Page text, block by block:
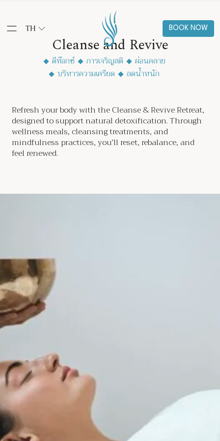
TH BOOK NOW
Cleanse and Revive
ดีท๊อกซ์ การเจริญสติ
ผ่อนคลาย
บริหารความเครียด
ลดน้ำหนัก
Refresh your body with the Cleanse & Revive Retreat,
designed to support natural detoxification. Through
wellness meals, cleansing treatments, and
mindfulness practices, you’ll reset, rebalance, and
feel renewed.